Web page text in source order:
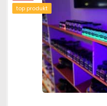
top produkt